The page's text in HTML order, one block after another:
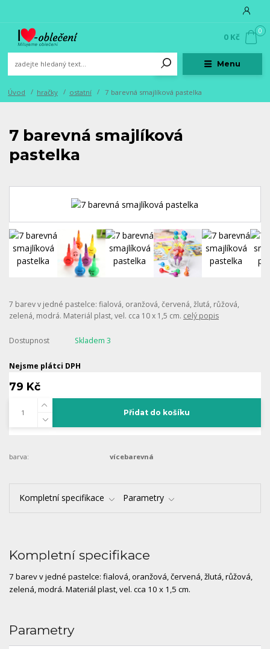
Menu
0
0 Kč
Úvod hračky ostatní 7 barevná smajlíková pastelka
7 barevná smajlíková
pastelka
7 barev v jedné pastelce: fialová, oranžová, červená, žlutá, růžová,
zelená, modrá. Materiál plast, vel. cca 10 x 1,5 cm. celý popis
Dostupnost Skladem 3
Nejsme plátci DPH
79 Kč
Přidat do košíku
barva: vícebarevná
Kompletní specifikace Parametry
Kompletní specifikace
7 barev v jedné pastelce: fialová, oranžová, červená, žlutá, růžová,
zelená, modrá. Materiál plast, vel. cca 10 x 1,5 cm.
Parametry